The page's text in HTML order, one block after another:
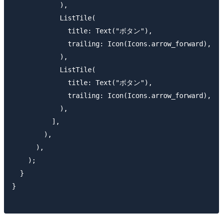
            ),
            ListTile(
              title: Text("ボタン"),
              trailing: Icon(Icons.arrow_forward),
            ),
            ListTile(
              title: Text("ボタン"),
              trailing: Icon(Icons.arrow_forward),
            ),
          ],
        ),
      ),
    );
  }
}